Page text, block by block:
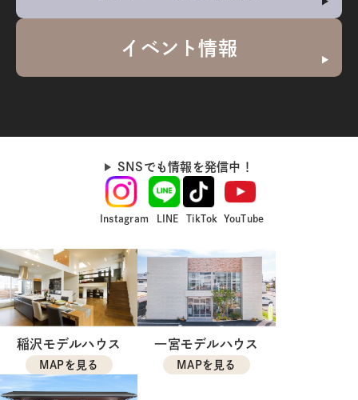
イベント情報
SNSでも情報を発信中！
Instagram LINE TikTok YouTube
稲沢モデルハウス
MAPを見る
一宮モデルハウス
MAPを見る